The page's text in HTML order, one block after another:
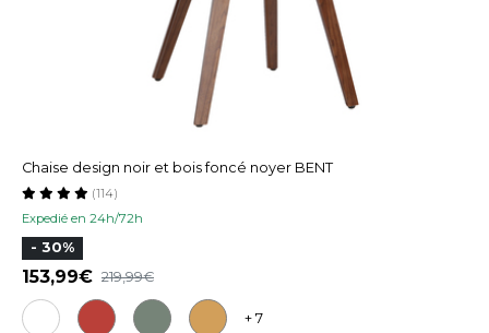
Chaise design noir et bois foncé noyer BENT
Expedié en 24h/72h
(114)
- 30%
153,99 219,99
+ 7